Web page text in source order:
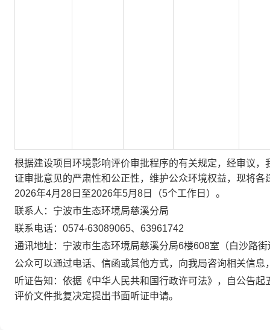
根据建设项目环境影响评价审批程序的有关规定，经审议
证审批意见的严肃性和公正性，维护公众环境权益，现将
2026年4月28日至2026年5月8日（5个工作日）。
联系人：宁波市生态环境局慈溪分局
联系电话：0574-63089065、63961742
通讯地址：宁波市生态环境局慈溪分局6楼608室（白沙路
公众可以通过电话、信函或其他方式，向我局咨询相关信息
听证告知：依据《中华人民共和国行政许可法》，自公告
评价文件批复决定提出书面听证申请。